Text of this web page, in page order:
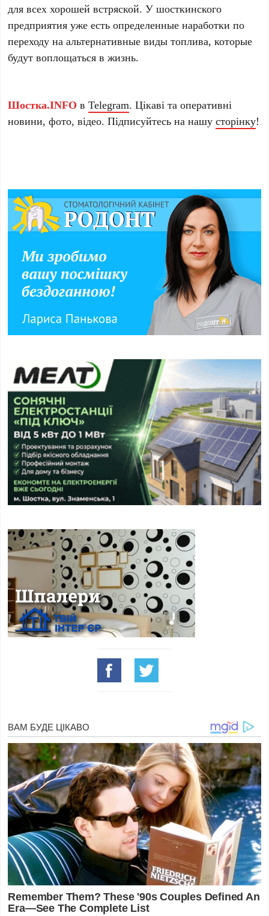
для всех хорошей встряской. У шосткинского
предприятия уже есть определенные наработки по
переходу на альтернативные виды топлива, которые
будут воплощаться в жизнь.
Шостка.INFO вTelegram. Цікаві та оперативні
новини, фото, відео. Підписуйтесь на нашусторінку!